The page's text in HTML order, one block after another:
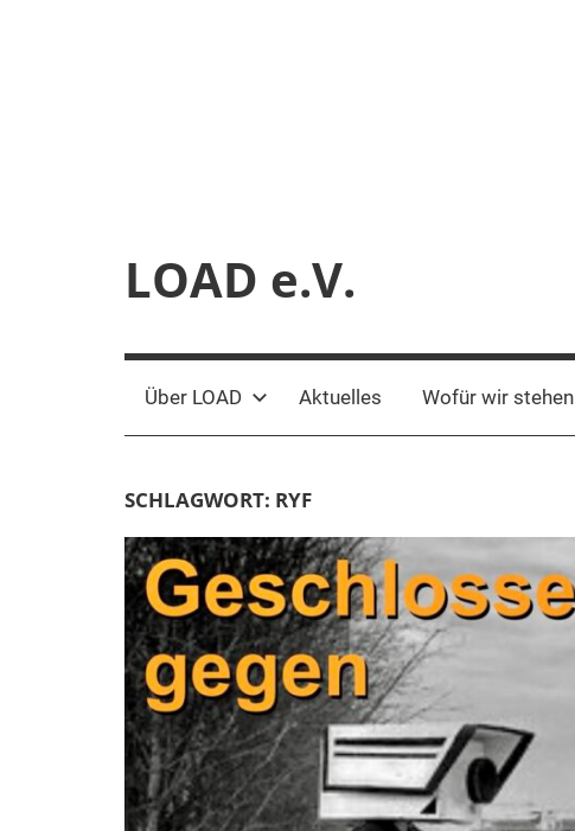
LOAD e.V.
für
liberale
Über LOAD Aktuelles Wofür wir stehen
SCHLAGWORT: RYF